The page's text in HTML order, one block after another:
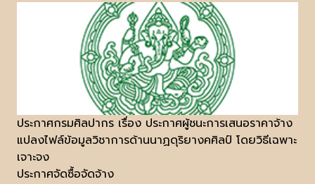
ประกาศกรมศิลปากร เรื่อง ประกาศผู้ชนะการเสนอราคาจ้าง
แปลงไฟล์ข้อมูลวิชาการด้านนาฏดุริยางคศิลป์ โดยวิธีเฉพาะ
เจาะจง
ประกาศจัดซื้อจัดจ้าง